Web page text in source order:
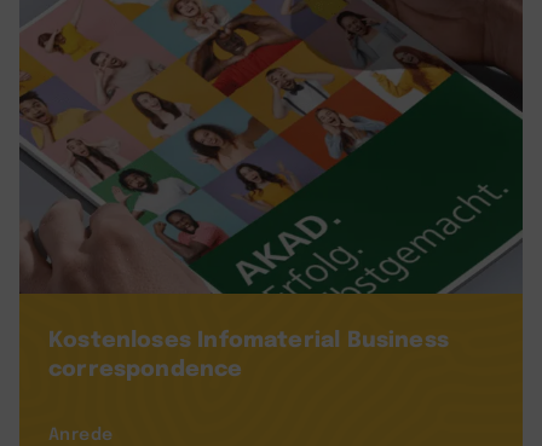
Kostenloses Infomaterial Business
correspondence
Anrede